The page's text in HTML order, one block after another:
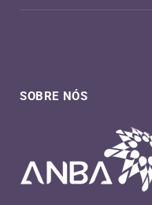
SOBRE NÓS